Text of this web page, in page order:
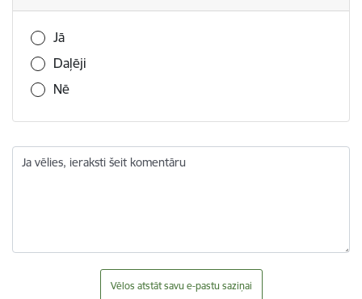
Vai šī informācija bija noderīga?
Jā
Daļēji
Nē
Ja vēlies, ieraksti šeit komentāru
Vēlos atstāt savu e-pastu saziņai